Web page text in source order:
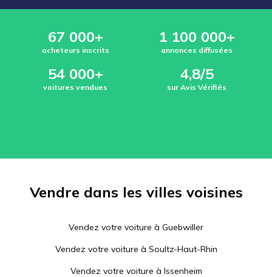
67 000+
acheteurs inscrits
1 100 000+
annonces diffusées
54 000+
voitures vendues
4,8/5
sur Avis Vérifiés
Vendre dans les villes voisines
Vendez votre voiture à Guebwiller
Vendez votre voiture à Soultz-Haut-Rhin
Vendez votre voiture à Issenheim